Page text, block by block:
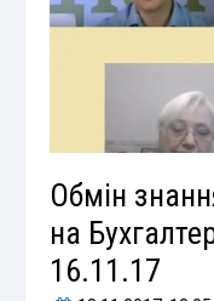
Обмін
на
16.11.17